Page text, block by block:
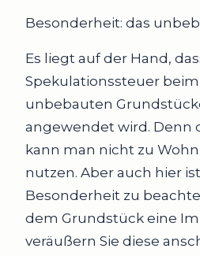
Besonderheit: das
Es liegt auf der Hand,
Spekulationssteuer beim
unbebauten
angewendet wird. Denn
kann man nicht zu
nutzen. Aber auch hier
Besonderheit zu
dem Grundstück eine
veräußern Sie diese